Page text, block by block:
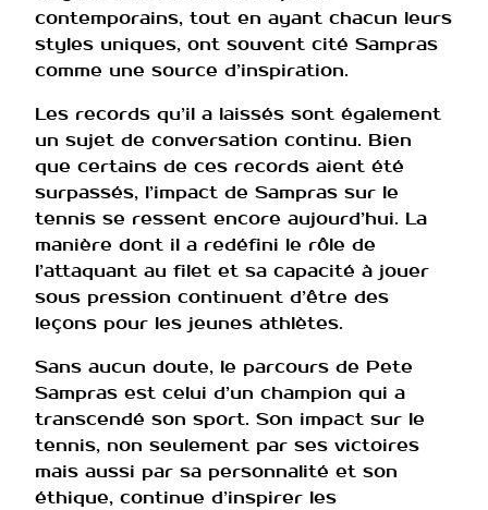
contemporains, tout en ayant chacun leurs
styles uniques, ont souvent cité Sampras
comme une source d’inspiration.
Les records qu’il a laissés sont également
un sujet de conversation continu. Bien
que certains de ces records aient été
surpassés, l’impact de Sampras sur le
tennis se ressent encore aujourd’hui. La
manière dont il a redéfini le rôle de
l’attaquant au filet et sa capacité à jouer
sous pression continuent d’être des
leçons pour les jeunes athlètes.
Sans aucun doute, le parcours de Pete
Sampras est celui d’un champion qui a
transcendé son sport. Son impact sur le
tennis, non seulement par ses victoires
mais aussi par sa personnalité et son
éthique, continue d’inspirer les